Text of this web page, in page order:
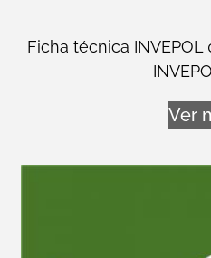
Ficha técnica
Ver